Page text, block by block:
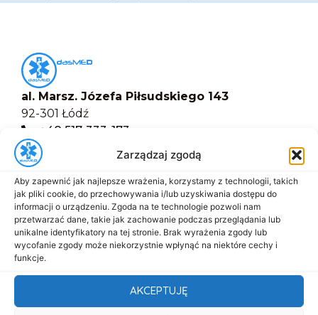
Zarządzaj zgodą
Aby zapewnić jak najlepsze wrażenia, korzystamy z technologii, takich
jak pliki cookie, do przechowywania i/lub uzyskiwania dostępu do
informacji o urządzeniu. Zgoda na te technologie pozwoli nam
przetwarzać dane, takie jak zachowanie podczas przeglądania lub
unikalne identyfikatory na tej stronie. Brak wyrażenia zgody lub
wycofanie zgody może niekorzystnie wpłynąć na niektóre cechy i
funkcje.
AKCEPTUJĘ
al. Marsz. Józefa Piłsudskiego 143
92-301 Łódź
+48 517-333-173
biuro@dasmed.pl
Menu
Start
O nas
Oferta
Cennik